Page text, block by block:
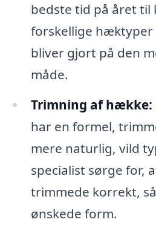
bedste tid på året til
forskellige hæktyper
bliver gjort på den
måde.
Trimning af hække:
har en formel,
mere naturlig, vild
specialist sørge for,
trimmede korrekt,
ønskede form.